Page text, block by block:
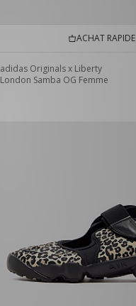
ACHAT RAPIDE
adidas Originals x Liberty
London Samba OG Femme